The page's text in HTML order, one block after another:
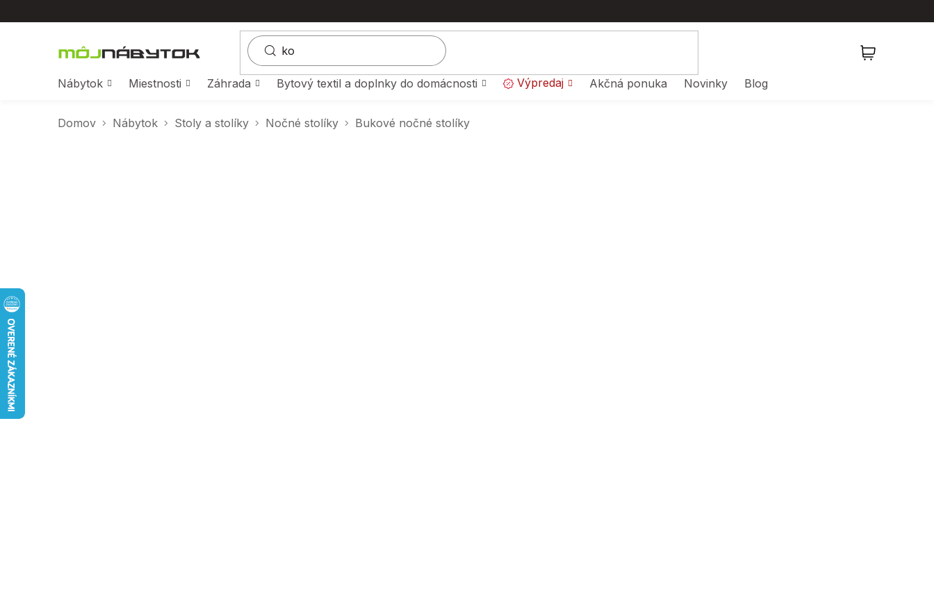
na
Nábytok
Miestnosti Záhrada Bytový textil a doplnky do domácnosti Výpredaj Akčná ponuka Novinky Blog
Domov Nábytok Stoly a stolíky Nočné stolíky Bukové nočné stolíky